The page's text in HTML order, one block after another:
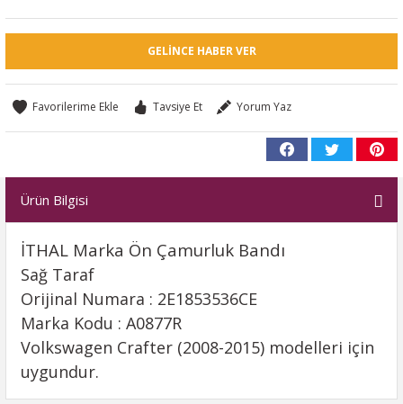
GELINCE HABER VER
Tavsiye Et Yorum Yaz
Ürün Bilgisi
İTHAL Marka Ön Çamurluk Bandı
Sağ Taraf
Orijinal Numara : 2E1853536CE
Marka Kodu : A0877R
Volkswagen Crafter (2008-2015) modelleri için
uygundur.